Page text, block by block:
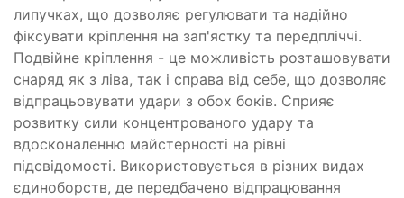
липучках, що дозволяє регулювати та надійно
фіксувати кріплення на зап'ястку та передпліччі.
Подвійне кріплення - це можливість розташовувати
снаряд як з ліва, так і справа від себе, що дозволяє
відпрацьовувати удари з обох боків. Сприяє
розвитку сили концентрованого удару та
вдосконаленню майстерності на рівні
підсвідомості. Використовується в різних видах
єдиноборств, де передбачено відпрацювання